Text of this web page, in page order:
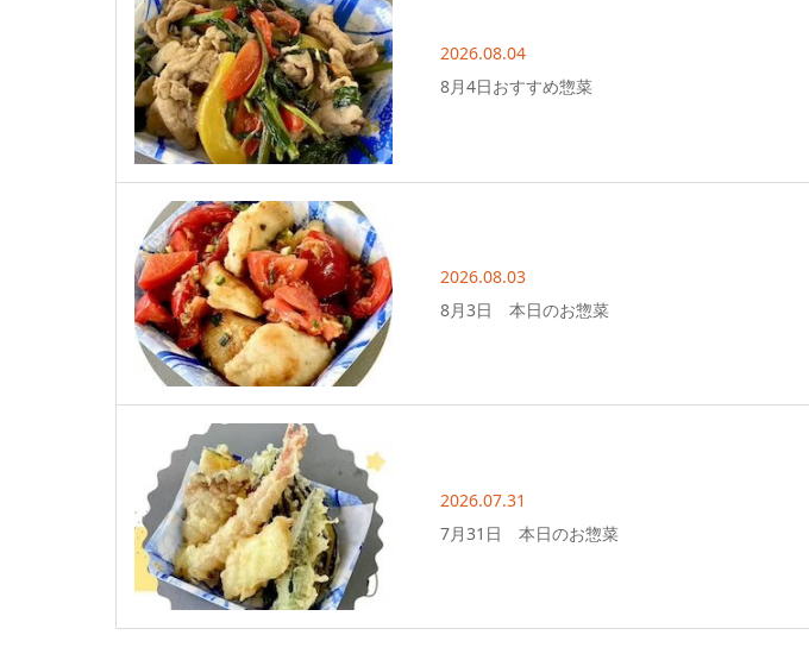
2026.08.04
8月4日おすすめ惣菜
2026.08.03
8月3日 本日のお惣菜
2026.07.31
7月31日 本日のお惣菜